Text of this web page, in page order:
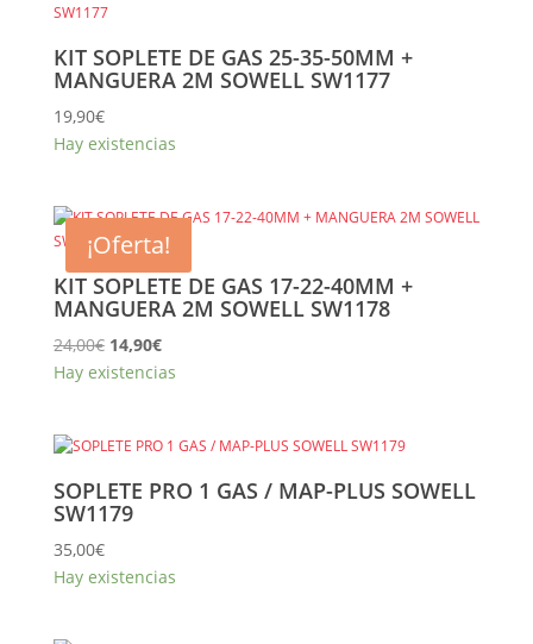
KIT SOPLETE DE GAS 25-35-50MM +
MANGUERA 2M SOWELL SW1177
19,90€
Hay existencias
¡Oferta!
KIT SOPLETE DE GAS 17-22-40MM +
MANGUERA 2M SOWELL SW1178
24,00€ El
precio
24,00€.
14,90€El
precio
14,90€.
Hay existencias
SOPLETE PRO 1 GAS / MAP-PLUS SOWELL
SW1179
35,00€
Hay existencias